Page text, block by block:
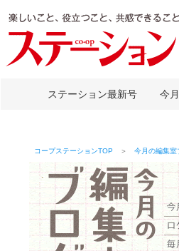
ステーション最新号 今
コープステーションTOP ＞ 今月の編集室